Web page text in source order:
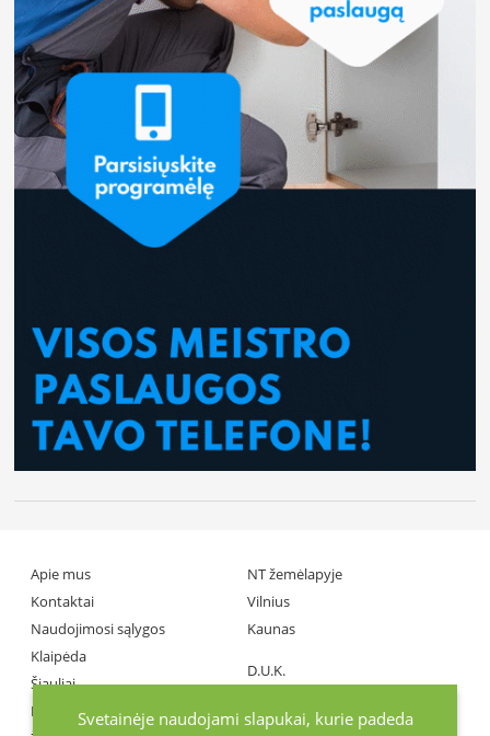
Apie mus
Kontaktai
Naudojimosi sąlygos
NT žemėlapyje
Vilnius
Kaunas
Klaipėda
Šiauliai
Panevėžys
D.U.K.
Svetainėje naudojami slapukai, kurie padeda